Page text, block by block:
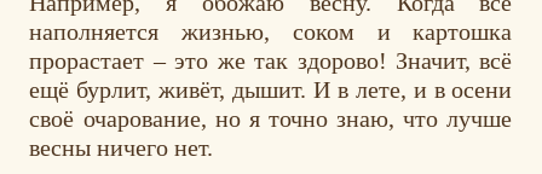
наполняется жизнью, соком и картошка
прорастает – это же так здорово! Значит, всё
ещё бурлит, живёт, дышит. И в лете, и в осени
своё очарование, но я точно знаю, что лучше
весны ничего нет.